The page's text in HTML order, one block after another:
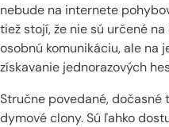
nebude na internete
tiež stojí, že nie sú určené
osobnú komunikáciu, ale na
získavanie jednorazových
Stručne povedané,
dymové clony. Sú ľahko